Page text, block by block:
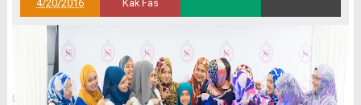
4/20/2016 Kak Fas